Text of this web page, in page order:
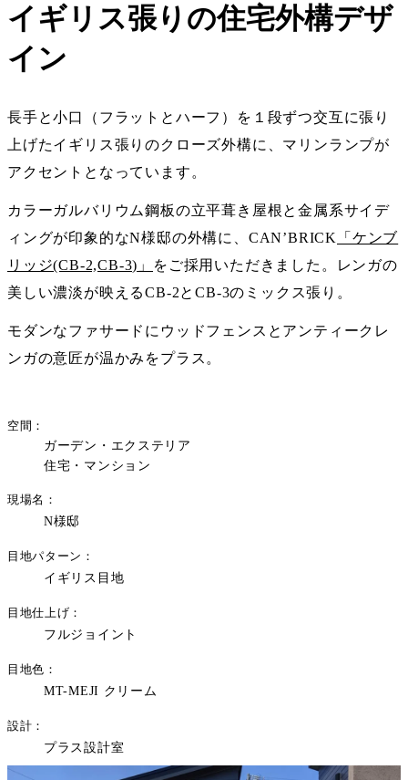
イギリス張りの住宅外構デザ
イン
長手と小口（フラットとハーフ）を１段ずつ交互に張り
上げたイギリス張りのクローズ外構に、マリンランプが
アクセントとなっています。
カラーガルバリウム鋼板の立平葺き屋根と金属系サイデ
ィングが印象的なN様邸の外構に、CAN’BRICK
「ケンブ
リッジ(CB-2,CB-3)」
をご採用いただきました。レンガの
美しい濃淡が映えるCB-2とCB-3のミックス張り。
モダンなファサードにウッドフェンスとアンティークレ
ンガの意匠が温かみをプラス。
空間
ガーデン・エクステリア
住宅・マンション
現場名
N様邸
目地パターン
イギリス目地
目地仕上げ
フルジョイント
目地色
MT-MEJI クリーム
設計
プラス設計室